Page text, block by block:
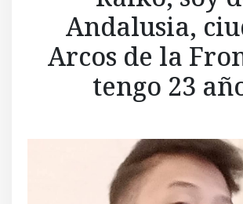
o
n
e
n
t
Andalusia,
Arcos de la
tengo 23